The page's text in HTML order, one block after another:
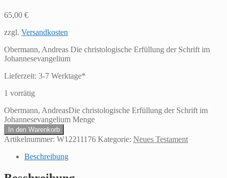
65,00 €
zzgl. Versandkosten
Obermann, Andreas Die christologische Erfüllung der Schrift im
Johannesevangelium
Lieferzeit: 3-7 Werktage*
1 vorrätig
Obermann, AndreasDie christologische Erfüllung der Schrift im
Johannesevangelium Menge
In den Warenkorb
Artikelnummer: W12211176 Kategorie: Neues Testament
Beschreibung